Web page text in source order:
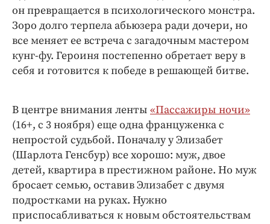
он превращается в психологического монстра.
Зоро долго терпела абьюзера ради дочери, но
все меняет ее встреча с загадочным мастером
кунг-фу. Героиня постепенно обретает веру в
себя и готовится к победе в решающей битве.
В центре внимания ленты «Пассажиры ночи»
(16+, с 3 ноября) еще одна француженка с
непростой судьбой. Поначалу у Элизабет
(Шарлота Генсбур) все хорошо: муж, двое
детей, квартира в престижном районе. Но муж
бросает семью, оставив Элизабет с двумя
подростками на руках. Нужно
приспосабливаться к новым обстоятельствам